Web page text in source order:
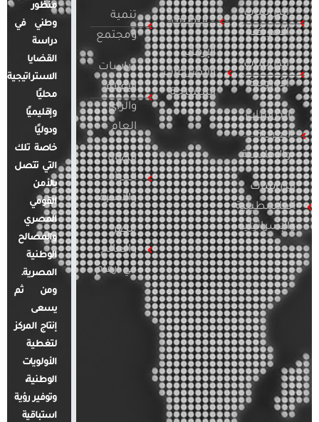
الدراسات
الأمريكية
الدراسات
الأوروبية
الدراسات
العربية
والإقليمية
الدراسات
الفلسطينية
والإسرائيلية
التطرف
الإرهاب
والصراعات
المسلحة
تنمية
ومجتمع
دراسات
الإعلام
والرأي
العام
قضايا
المرأة
والأسرة
مصر
والعالم
في أرقام
منظور
وطني في
دراسة
القضايا
الاستراتيجية
محليًا
وإقليميًا
ودوليًا
خاصة تلك
التي تتصل
بالأمن
القومي
المصري
والمصالح
الوطنية
المصرية.
ومن ثم
يسعى
إنتاج المركز
لتغطية
الأولويات
الوطنية،
وتوفير رؤية
استباقية